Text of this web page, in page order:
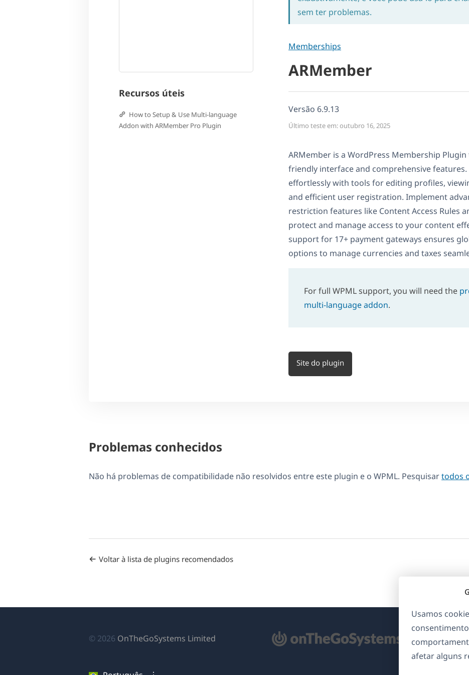
Usamos
afetar alguns
Recursos úteis
How to Setup & Use Multi-language
Addon with ARMember Pro Plugin
sem ter problemas.
Memberships
ARMember
Versão 6.9.13
Último teste em: outubro 16, 2025
ARMember is a WordPress Membership
friendly interface and comprehensive
effortlessly with tools for editing profiles,
and efficient user registration. Implement
restriction features like Content Access Rules
protect and manage access to your content
support for 17+ payment gateways ensures
options to manage currencies and taxes
For full WPML support, you will need the
multi-language addon.
Site do plugin
Problemas conhecidos
Não há problemas de compatibilidade não resolvidos entre este plugin e o WPML. Pesquisartodos
Voltar à lista de plugins recomendados
© 2026 OnTheGoSystems Limited